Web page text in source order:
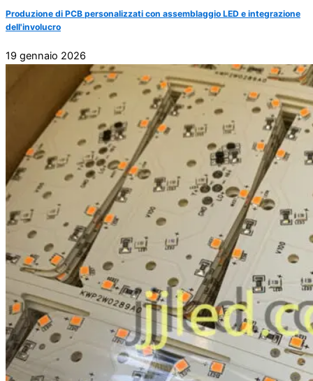
Produzione di PCB personalizzati con assemblaggio LED e integrazione
dell'involucro
19 gennaio 2026